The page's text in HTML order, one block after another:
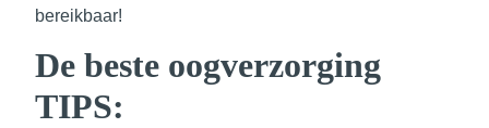
bereikbaar!
De beste oogverzorging
TIPS: